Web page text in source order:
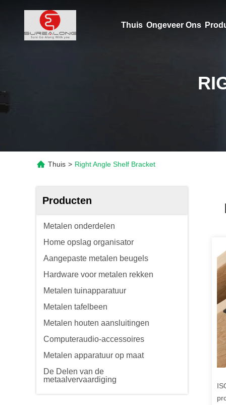
Thuis Ongeveer Ons
Thuis > Right Angle Shelf Bracket
Producten
Metalen onderdelen
Home opslag organisator
Aangepaste metalen beugels
Hardware voor metalen rekken
Metalen tuinapparatuur
Metalen tafelbeen
Metalen houten aansluitingen
Computeraudio-accessoires
Metalen apparatuur op maat
De Delen van de
metaalvervaardiging